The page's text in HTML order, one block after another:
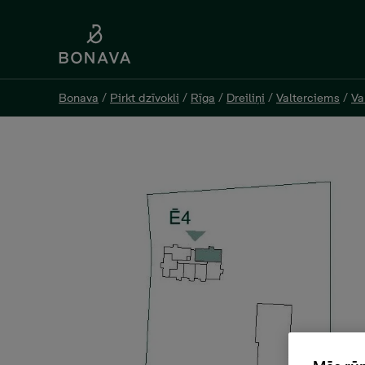
Bonava / Pirkt dzīvokli / Rīga / Dreiliņi / Valterciems /
Bonava / Pirkt dzīvokli / Rīga / Dreiliņi / Valterciems /